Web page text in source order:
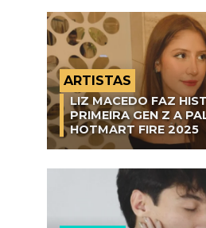
ARTISTAS
LIZ MACEDO FAZ
PRIMEIRA GEN Z A
HOTMART FIRE 2025